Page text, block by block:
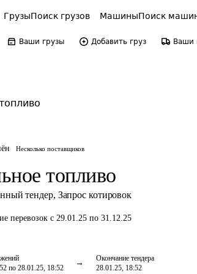
ГрузыПоиск грузов МашиныПоиск
Ваши грузы Добавить груз Ваши
Несколько поставщиков
топливо
тендер, Запрос котировок
перевозок с 29.01.25 по 31.12.25
по 28.01.25, 18:52
Окончание тендера
28.01.25, 18:52